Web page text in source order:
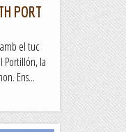
PORT
el tuc
Portillón, la
Ens...